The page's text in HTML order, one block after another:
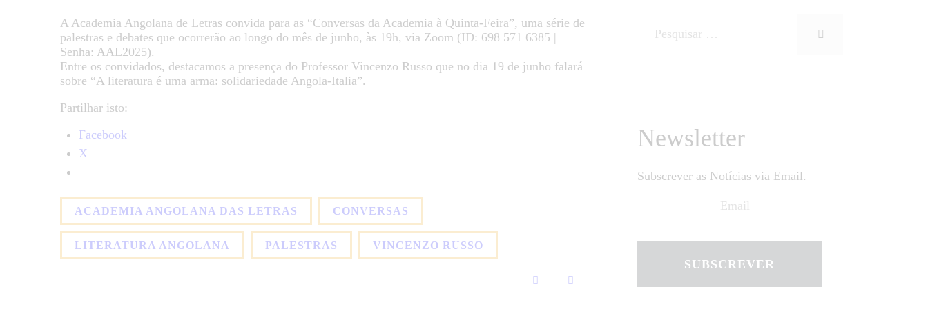
EQUIPA
CONTACTO
A Academia Angolana de Letras convida para as “Conversas da Academia à Quinta-Feira”, uma série de
palestras e debates que ocorrerão ao longo do mês de junho, às 19h, via Zoom (ID: 698 571 6385 |
Senha: AAL2025).
Entre os convidados, destacamos a presença do Professor Vincenzo Russo que no dia 19 de junho falará
sobre “A literatura é uma arma: solidariedade Angola-Italia”.
Partilhar isto:
Facebook
X
ACADEMIA ANGOLANA DAS LETRAS CONVERSAS
LITERATURA ANGOLANA PALESTRAS VINCENZO RUSSO
Newsletter
Subscrever as Notícias via Email.
SUBSCREVER